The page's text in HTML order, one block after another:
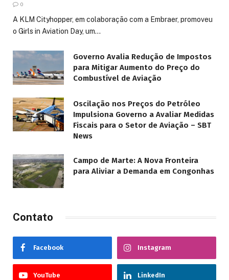
0
A KLM Cityhopper, em colaboração com a Embraer, promoveu
o Girls in Aviation Day, um…
Governo Avalia Redução de Impostos
para Mitigar Aumento do Preço do
Combustível de Aviação
Oscilação nos Preços do Petróleo
Impulsiona Governo a Avaliar Medidas
Fiscais para o Setor de Aviação – SBT
News
Campo de Marte: A Nova Fronteira
para Aliviar a Demanda em Congonhas
Contato
Facebook Instagram
YouTube LinkedIn